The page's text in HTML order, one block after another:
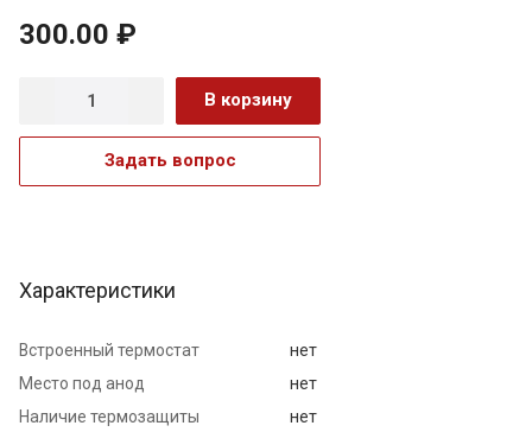
300.00 ₽
В корзину
Задать вопрос
Характеристики
Встроенный термостат
нет
Место под анод
нет
Наличие термозащиты
нет